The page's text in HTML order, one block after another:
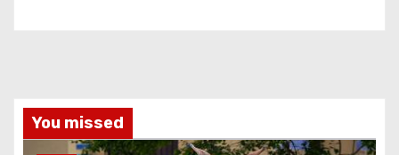
You missed